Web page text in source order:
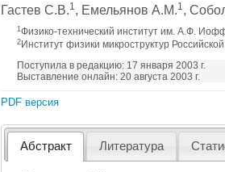
Гастев С.В.1, Емельянов А.М.1,
1Физико-технический институт им. А.Ф.
2 Институт физики микроструктур
Поступила в редакцию: 17 января 2003 г.
Выставление онлайн: 20 августа 2003 г.
PDF версия
Абстракт Литература